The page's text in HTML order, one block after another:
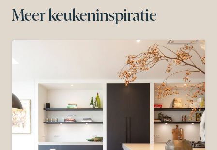
Meer keukeninspiratie